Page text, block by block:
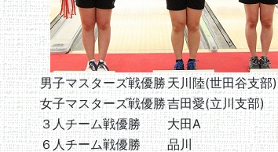
男子マスターズ戦優勝天川陸(世田谷支部)
女子マスターズ戦優勝吉田愛(立川支部)
３人チーム戦優勝
大田A
６人チーム戦優勝
品川